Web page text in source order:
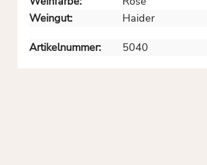
Weingut:
Haider
Artikelnummer: 5040